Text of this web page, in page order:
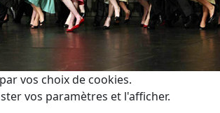
vos choix de cookies.
vos paramètres et l'afficher.